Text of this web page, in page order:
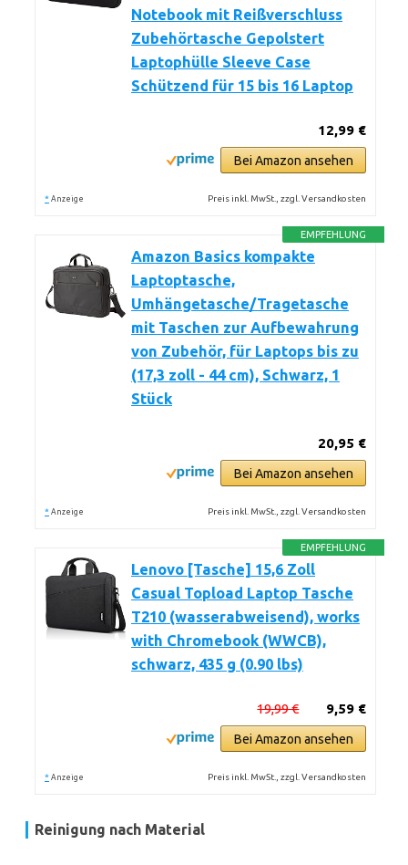
Notebook mit Reißverschluss
Zubehörtasche Gepolstert
Laptophülle Sleeve Case
Schützend für 15 bis 16 Laptop
12,99 €
Bei Amazon ansehen
* Anzeige Preis inkl. MwSt., zzgl. Versandkosten
EMPFEHLUNG
Amazon Basics kompakte
Laptoptasche,
Umhängetasche/Tragetasche
mit Taschen zur Aufbewahrung
von Zubehör, für Laptops bis zu
(17,3 zoll - 44 cm), Schwarz, 1
Stück
20,95 €
Bei Amazon ansehen
* Anzeige Preis inkl. MwSt., zzgl. Versandkosten
EMPFEHLUNG
Lenovo [Tasche] 15,6 Zoll
Casual Topload Laptop Tasche
T210 (wasserabweisend), works
with Chromebook (WWCB),
schwarz, 435 g (0.90 lbs)
9,59 €
19,99 €
Bei Amazon ansehen
* Anzeige Preis inkl. MwSt., zzgl. Versandkosten
Reinigung nach Material